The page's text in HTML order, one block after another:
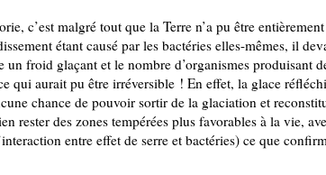
c’est malgré tout que la Terre n’a pu être
étant causé par les bactéries elles-mêmes, il
froid glaçant et le nombre d’organismes produisant
qui aurait pu être irréversible ! En effet, la glace
chance de pouvoir sortir de la glaciation et
rester des zones tempérées plus favorables à la vie,
entre effet de serre et bactéries) ce que